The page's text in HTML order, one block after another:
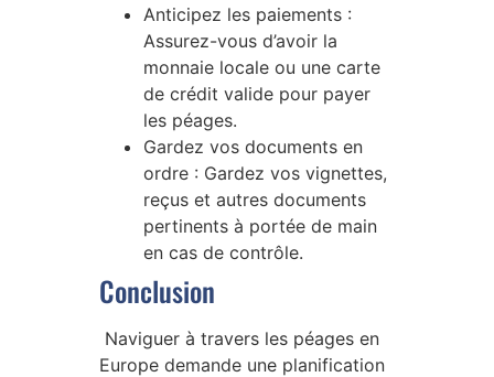
Anticipez les paiements :
Assurez-vous d’avoir la
monnaie locale ou une carte
de crédit valide pour payer
les péages.
Gardez vos documents en
ordre : Gardez vos vignettes,
reçus et autres documents
pertinents à portée de main
en cas de contrôle.
Conclusion
Naviguer à travers les péages en
Europe demande une planification